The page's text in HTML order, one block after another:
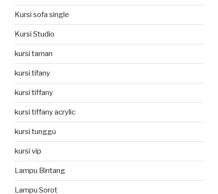
Kursi sofa single
Kursi Studio
kursi taman
kursi tifany
kursi tiffany
kursi tiffany acrylic
kursi tunggu
kursi vip
Lampu Bintang
Lampu Sorot